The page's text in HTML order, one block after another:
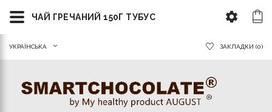
УКРАЇНСЬКА ЗАКЛАДКИ (0)
ЧАЙ ГРЕЧАНИЙ 150Г ТУБУС